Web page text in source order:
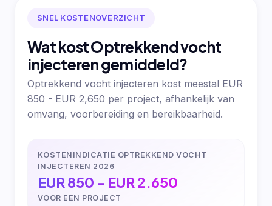
SNEL KOSTENOVERZICHT
Wat kost Optrekkend vocht
injecteren gemiddeld?
Optrekkend vocht injecteren kost meestal EUR
850 - EUR 2,650 per project, afhankelijk van
omvang, voorbereiding en bereikbaarheid.
KOSTENINDICATIE OPTREKKEND VOCHT
INJECTEREN 2026
EUR 850 - EUR 2.650
VOOR EEN PROJECT